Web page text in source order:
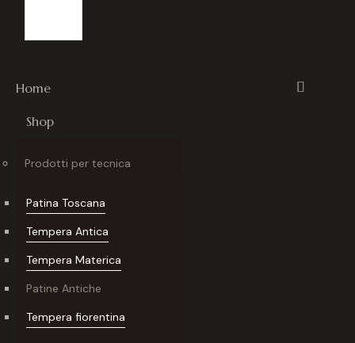
Home
Shop
Prodotti per tecnica
Patina Toscana
Tempera Antica
Tempera Materica
Patine Antiche
Tempera fiorentina